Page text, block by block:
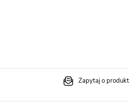
Zapytaj o produkt